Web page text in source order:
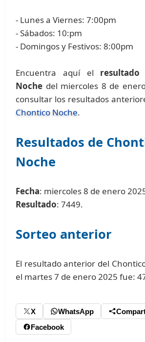
- Lunes a Viernes: 7:00pm
- Sábados: 10:pm
- Domingos y Festivos: 8:00pm
Encuentra aquí el
Noche del miercoles 8 de
consultar los resultados
Chontico Noche.
Resultados de
Noche
Fecha: miercoles 8 de enero
Resultado: 7449.
Sorteo anterior
El resultado anterior del
el martes 7 de enero 2025 fue:
X WhatsApp
Facebook